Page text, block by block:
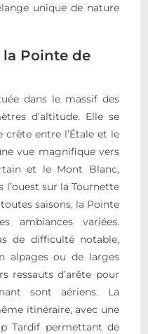
unique de nature
Pointe de
dans le massif des
d’altitude. Elle se
entre l’Étale et le
vue magnifique vers
et le Mont Blanc,
l’ouest sur la Tournette
saisons, la Pointe
ambiances variées.
de difficulté notable,
alpages ou de larges
ressauts d’arête pour
sont aériens. La
itinéraire, avec une
Tardif permettant de